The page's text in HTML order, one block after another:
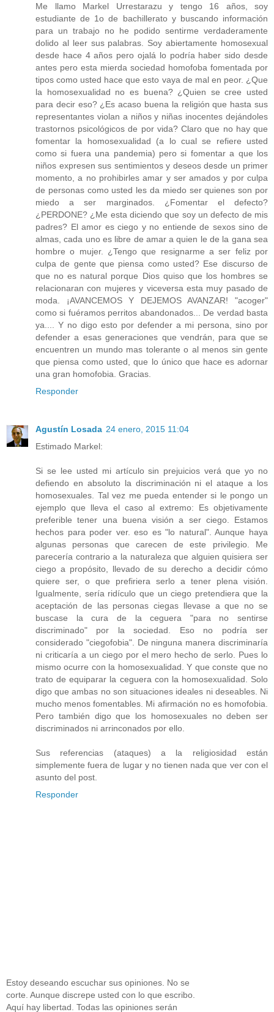
Me llamo Markel Urrestarazu y tengo 16 años, soy
estudiante de 1o de bachillerato y buscando información
para un trabajo no he podido sentirme verdaderamente
dolido al leer sus palabras. Soy abiertamente homosexual
desde hace 4 años pero ojalá lo podría haber sido desde
antes pero esta mierda sociedad homofoba fomentada por
tipos como usted hace que esto vaya de mal en peor. ¿Que
la homosexualidad no es buena? ¿Quien se cree usted
para decir eso? ¿Es acaso buena la religión que hasta sus
representantes violan a niños y niñas inocentes dejándoles
trastornos psicológicos de por vida? Claro que no hay que
fomentar la homosexualidad (a lo cual se refiere usted
como si fuera una pandemia) pero si fomentar a que los
niños expresen sus sentimientos y deseos desde un primer
momento, a no prohibirles amar y ser amados y por culpa
de personas como usted les da miedo ser quienes son por
miedo a ser marginados. ¿Fomentar el defecto?
¿PERDONE? ¿Me esta diciendo que soy un defecto de mis
padres? El amor es ciego y no entiende de sexos sino de
almas, cada uno es libre de amar a quien le de la gana sea
hombre o mujer. ¿Tengo que resignarme a ser feliz por
culpa de gente que piensa como usted? Ese discurso de
que no es natural porque Dios quiso que los hombres se
relacionaran con mujeres y viceversa esta muy pasado de
moda. ¡AVANCEMOS Y DEJEMOS AVANZAR! "acoger"
como si fuéramos perritos abandonados... De verdad basta
ya.... Y no digo esto por defender a mi persona, sino por
defender a esas generaciones que vendrán, para que se
encuentren un mundo mas tolerante o al menos sin gente
que piensa como usted, que lo único que hace es adornar
una gran homofobia. Gracias.
Responder
Agustín Losada 24 enero, 2015 11:04
Estimado Markel:
Si se lee usted mi artículo sin prejuicios verá que yo no
defiendo en absoluto la discriminación ni el ataque a los
homosexuales. Tal vez me pueda entender si le pongo un
ejemplo que lleva el caso al extremo: Es objetivamente
preferible tener una buena visión a ser ciego. Estamos
hechos para poder ver. eso es "lo natural". Aunque haya
algunas personas que carecen de este privilegio. Me
parecería contrario a la naturaleza que alguien quisiera ser
ciego a propósito, llevado de su derecho a decidir cómo
quiere ser, o que prefiriera serlo a tener plena visión.
Igualmente, sería ridículo que un ciego pretendiera que la
aceptación de las personas ciegas llevase a que no se
buscase la cura de la ceguera "para no sentirse
discriminado" por la sociedad. Eso no podría ser
considerado "ciegofobia". De ninguna manera discriminaría
ni criticaría a un ciego por el mero hecho de serlo. Pues lo
mismo ocurre con la homosexualidad. Y que conste que no
trato de equiparar la ceguera con la homosexualidad. Solo
digo que ambas no son situaciones ideales ni deseables. Ni
mucho menos fomentables. Mi afirmación no es homofobia.
Pero también digo que los homosexuales no deben ser
discriminados ni arrinconados por ello.
Sus referencias (ataques) a la religiosidad están
simplemente fuera de lugar y no tienen nada que ver con el
asunto del post.
Responder
Estoy deseando escuchar sus opiniones. No se
corte. Aunque discrepe usted con lo que escribo.
Aquí hay libertad. Todas las opiniones serán